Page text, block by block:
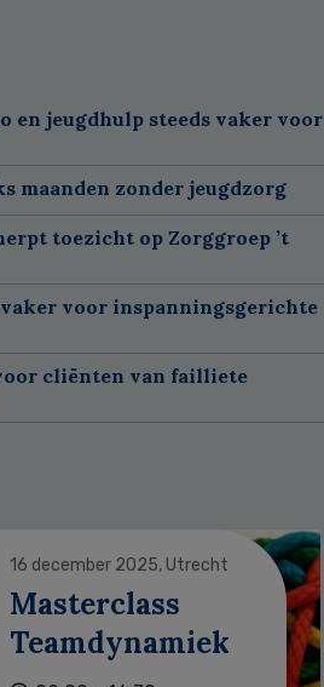
en jeugdhulp steeds vaker voor
maanden zonder jeugdzorg
toezicht op Zorggroep ’t
voor inspanningsgerichte
cliënten van failliete
16 december 2025, Utrecht
Masterclass
Teamdynamiek